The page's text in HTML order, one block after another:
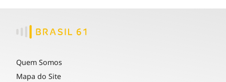
Quem Somos
Mapa do Site